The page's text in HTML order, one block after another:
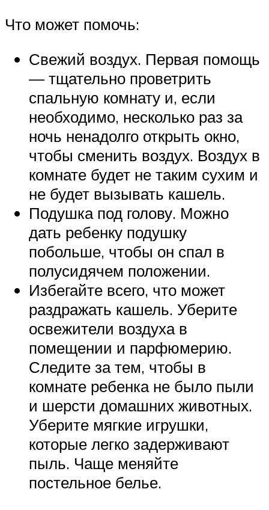
Что может помочь:
Свежий воздух. Первая помощь
— тщательно проветрить
спальную комнату и, если
необходимо, несколько раз за
ночь ненадолго открыть окно,
чтобы сменить воздух. Воздух в
комнате будет не таким сухим и
не будет вызывать кашель.
Подушка под голову. Можно
дать ребенку подушку
побольше, чтобы он спал в
полусидячем положении.
Избегайте всего, что может
раздражать кашель. Уберите
освежители воздуха в
помещении и парфюмерию.
Следите за тем, чтобы в
комнате ребенка не было пыли
и шерсти домашних животных.
Уберите мягкие игрушки,
которые легко задерживают
пыль. Чаще меняйте
постельное белье.